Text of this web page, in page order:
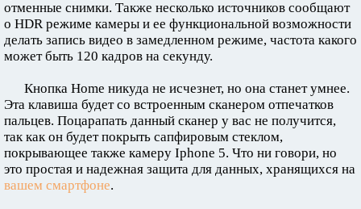
отменные снимки. Также несколько источников сообщают
о HDR режиме камеры и ее функциональной возможности
делать запись видео в замедленном режиме, частота какого
может быть 120 кадров на секунду.
Кнопка Home никуда не исчезнет, но она станет умнее.
Эта клавиша будет со встроенным сканером отпечатков
пальцев. Поцарапать данный сканер у вас не получится,
так как он будет покрыть сапфировым стеклом,
покрывающее также камеру Iphone 5. Что ни говори, но
это простая и надежная защита для данных, хранящихся на
вашем смартфоне.